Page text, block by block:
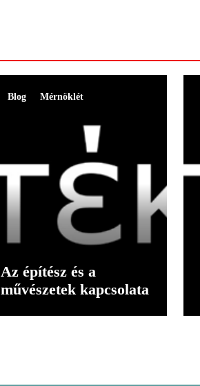
Blog Mérnöklét
Az építész és a
művészetek kapcsolata